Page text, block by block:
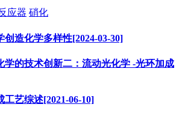
应器 硝化
创造化学多样性[2024-03-30]
学的技术创新二：流动光化学 -光环加成
工艺综述[2021-06-10]